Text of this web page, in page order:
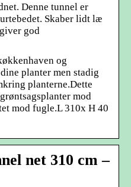
Denne tunnel er
Skaber lidt læ
god
og
planter men stadig
planterne.Dette
mod
mod fugle.L 310x H 40
net 310 cm –